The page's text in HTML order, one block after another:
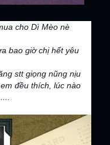
cho Dì Mèo nè
bao giờ chị hết yêu
stt giọng nũng nịu
đều thích, lúc nào